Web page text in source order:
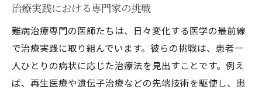
治療実践における専門家の挑戦
難病治療専門の医師たちは、日々変化する医学の最前線
で治療実践に取り組んでいます。彼らの挑戦は、患者一
人ひとりの病状に応じた治療法を見出すことです。例え
ば、再生医療や遺伝子治療などの先端技術を駆使し、患